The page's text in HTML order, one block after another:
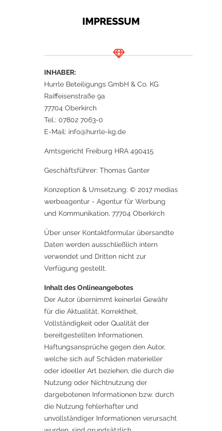
IMPRESSUM
INHABER:
Hurrle Beteiligungs GmbH & Co. KG
Raiffeisenstraße 9a
77704 Oberkirch
Tel.: 07802 7063-0
E-Mail: info@hurrle-kg.de
Amtsgericht Freiburg HRA 490415
Geschäftsführer: Thomas Ganter
Konzeption & Umsetzung: © 2017 medias
werbeagentur - Agentur für Werbung
und Kommunikation, 77704 Oberkirch
Über unser Kontaktformular übersandte
Daten werden ausschließlich intern
verwendet und Dritten nicht zur
Verfügung gestellt.
Inhalt des Onlineangebotes
Der Autor übernimmt keinerlei Gewähr
für die Aktualität, Korrektheit,
Vollständigkeit oder Qualität der
bereitgestellten Informationen.
Haftungsansprüche gegen den Autor,
welche sich auf Schäden materieller
oder ideeller Art beziehen, die durch die
Nutzung oder Nichtnutzung der
dargebotenen Informationen bzw. durch
die Nutzung fehlerhafter und
unvollständiger Informationen verursacht